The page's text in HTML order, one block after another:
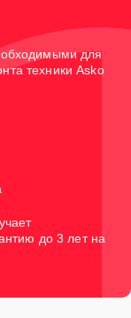
для
техники Asko
до 3 лет на